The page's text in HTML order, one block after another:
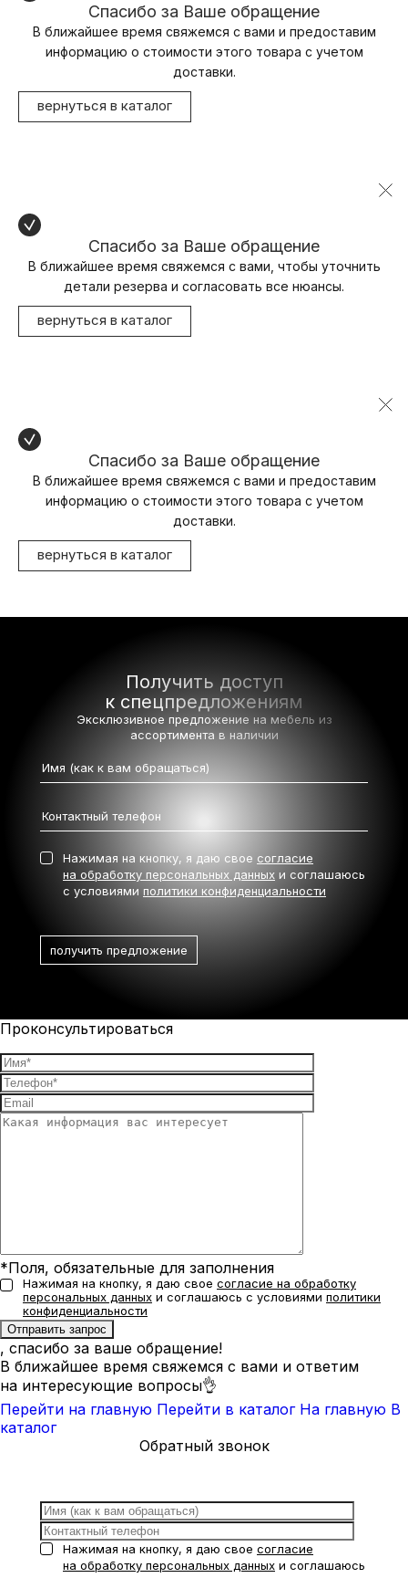
Спасибо за Ваше обращение
В ближайшее время свяжемся с вами и предоставим
информацию о стоимости этого товара с учетом
доставки.
вернуться в каталог
Спасибо за Ваше обращение
В ближайшее время свяжемся с вами, чтобы уточнить
детали резерва и согласовать все нюансы.
вернуться в каталог
Спасибо за Ваше обращение
В ближайшее время свяжемся с вами и предоставим
информацию о стоимости этого товара с учетом
доставки.
вернуться в каталог
Получить доступ
к спецпредложениям
Эксклюзивное предложение на мебель из
ассортимента в наличии
Нажимая на кнопку, я даю свое согласие
на обработку персональных данных и соглашаюсь
с условиями политики конфиденциальности
Проконсультироваться
*Поля, обязательные для заполнения
Нажимая на кнопку, я даю свое согласие на обработку
персональных данных и соглашаюсь с условиями политики
конфиденциальности
, спасибо за ваше обращение!
В ближайшее время свяжемся с вами и ответим
на интересующие вопросы👌
Перейти на главную Перейти в каталог На главную В
каталог
Обратный звонок
Нажимая на кнопку, я даю свое согласие
на обработку персональных данных и соглашаюсь